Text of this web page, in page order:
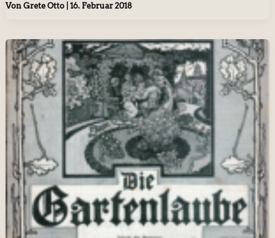
Von Grete Otto 16. Februar 2018